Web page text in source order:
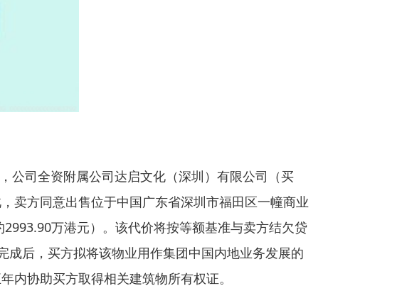
公司全资附属公司达启文化（深圳）有限公司（买
卖方同意出售位于中国广东省深圳市福田区一幢商业
万港元）。该代价将按等额基准与卖方结欠贷
后，买方拟将该物业用作集团中国内地业务发展的
内协助买方取得相关建筑物所有权证。